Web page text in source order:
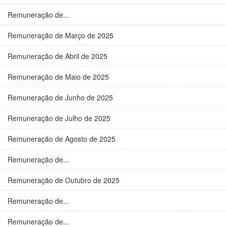
Remuneração de...
Remuneração de Março de 2025
Remuneração de Abril de 2025
Remuneração de Maio de 2025
Remuneração de Junho de 2025
Remuneração de Julho de 2025
Remuneração de Agosto de 2025
Remuneração de...
Remuneração de Outubro de 2025
Remuneração de...
Remuneração de...